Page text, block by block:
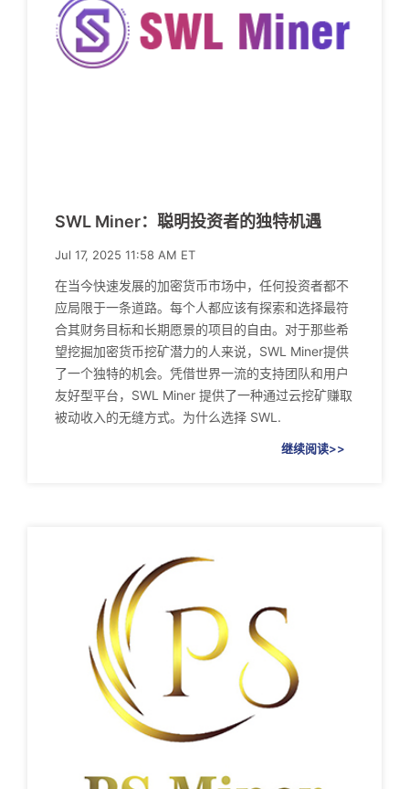
SWL Miner：聪明投资者的独特机遇
Jul 17, 2025 11:58 AM ET
在当今快速发展的加密货币市场中，任何投资者都不
应局限于一条道路。每个人都应该有探索和选择最符
合其财务目标和长期愿景的项目的自由。对于那些希
望挖掘加密货币挖矿潜力的人来说，SWL Miner提供
了一个独特的机会。凭借世界一流的支持团队和用户
友好型平台，SWL Miner 提供了一种通过云挖矿赚取
被动收入的无缝方式。为什么选择 SWL.
继续阅读>>